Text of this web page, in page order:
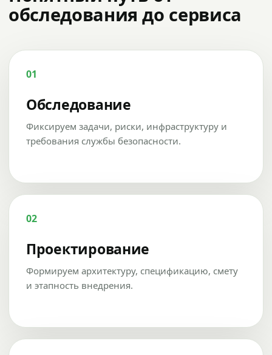
обследования до сервиса
01
Обследование
Фиксируем задачи, риски, инфраструктуру и
требования службы безопасности.
02
Проектирование
Формируем архитектуру, спецификацию, смету
и этапность внедрения.